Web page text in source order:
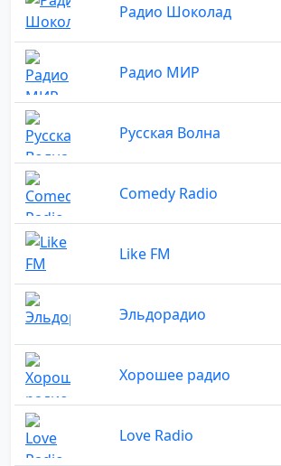
Радио Шоколад
Радио МИР
Русская Волна
Comedy Radio
Like FM
Эльдорадио
Хорошее радио
Love Radio